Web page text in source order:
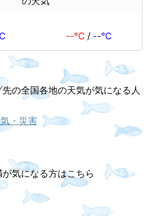
--℃ / --℃
の全国各地の天気が気になる人
・災害
気になる方はこちら